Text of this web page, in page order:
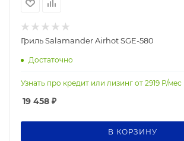
Гриль Salamander Airhot SGE-580
Достаточно
Узнать про кредит или лизинг от 2919 Р/мес
19 458 ₽
В КОРЗИНУ